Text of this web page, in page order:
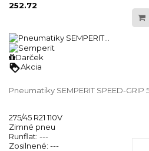
252.72
Darček
loyaltyAkcia
Pneumatiky SEMPERIT SPEED-GRIP 5
275/45 R21 110V
Zimné pneu
Runflat: ---
Zosilnené: ---